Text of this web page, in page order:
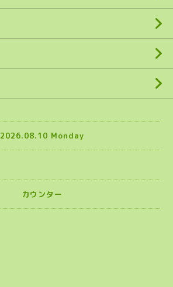
2026.08.10 Monday
カウンター